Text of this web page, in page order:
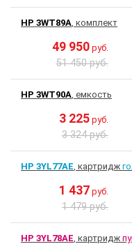
HP 3WT89A, комплект
49 950 руб.
51 450 руб.
HP 3WT90A, емкость
3 225 руб.
3 324 руб.
HP 3YL77AE, картридж
1 437 руб.
1 479 руб.
HP 3YL78AE, картридж